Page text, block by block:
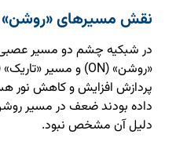
نقش مسیرهای «روشن»
در شبکیه چشم دو مسیر
پردازش افزایش و کاهش نور
داده بودند ضعف در مسیر روشن
دلیل آن مشخص نبود.